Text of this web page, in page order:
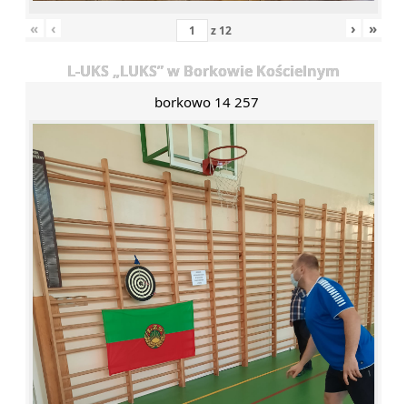
« ‹ z 12 › »
L-UKS „LUKS” w Borkowie Kościelnym
borkowo 14 257